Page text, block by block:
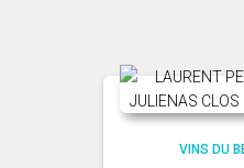
VINS DU